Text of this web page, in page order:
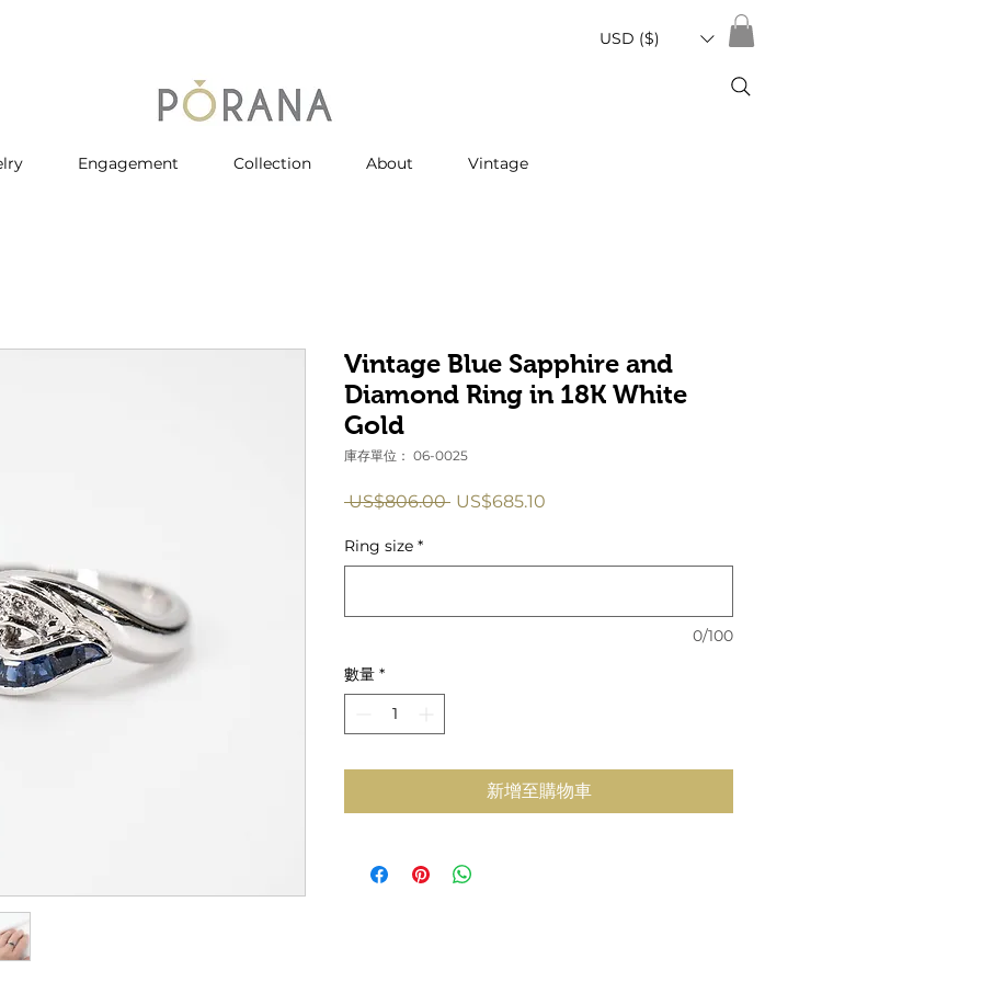
USD ($)
Engagement Collection About Vintage
Vintage Blue Sapphire and
Diamond Ring in 18K White
Gold
庫存單位： 06-0025
US$806.00 一
格
US$685.10
格
Ring size *
0/100
數量 *
新增至購物車